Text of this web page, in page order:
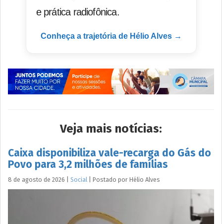
e prática radiofônica.
Conheça a trajetória de Hélio Alves →
Veja mais notícias:
Caixa disponibiliza vale-recarga do Gás do
Povo para 3,2 milhões de famílias
8 de agosto de 2026 Social Postado por Hélio Alves